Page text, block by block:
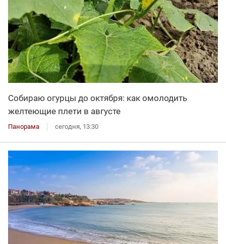
Собираю огурцы до октября: как омолодить
желтеющие плети в августе
Панорама сегодня, 13:30